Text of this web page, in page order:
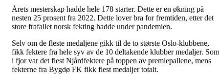
Årets mesterskap hadde hele 178 starter. Dette er en økning på
nesten 25 prosent fra 2022. Dette lover bra for fremtiden, etter det
store frafallet norsk fekting hadde under pandemien.
Selv om de fleste medaljene gikk til de to største Oslo-klubbene,
fikk fektere fra hele syv av de 10 deltakende klubber medaljer. Som
i fjor var det flest Njårdfektere på toppen av premiepallene, mens
fekterne fra Bygdø FK fikk flest medaljer totalt.